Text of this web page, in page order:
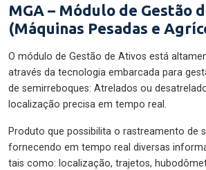
MGA – Módulo de Gestão
(Máquinas Pesadas e
O módulo de Gestão de Ativos está
através da tecnologia embarcada para
de semirreboques: Atrelados ou
localização precisa em tempo real.
Produto que possibilita o rastreamento de
fornecendo em tempo real diversas
tais como: localização, trajetos,